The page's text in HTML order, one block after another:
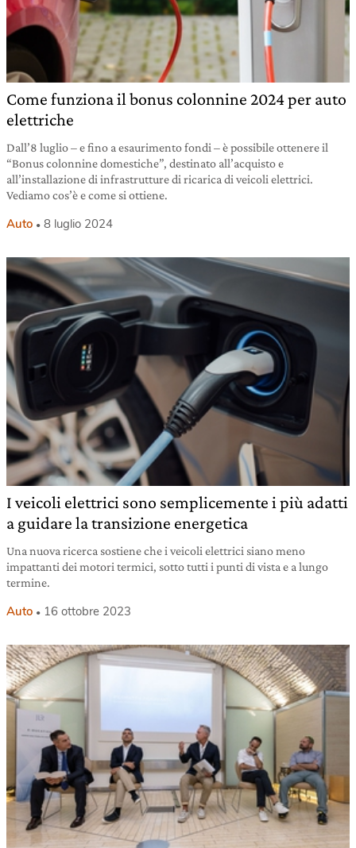
Come funziona il bonus colonnine 2024 per auto
elettriche
Dall’8 luglio – e fino a esaurimento fondi – è possibile ottenere il
“Bonus colonnine domestiche”, destinato all’acquisto e
all’installazione di infrastrutture di ricarica di veicoli elettrici.
Vediamo cos’è e come si ottiene.
Auto 8 luglio 2024
I veicoli elettrici sono semplicemente i più adatti
a guidare la transizione energetica
Una nuova ricerca sostiene che i veicoli elettrici siano meno
impattanti dei motori termici, sotto tutti i punti di vista e a lungo
termine.
Auto 16 ottobre 2023